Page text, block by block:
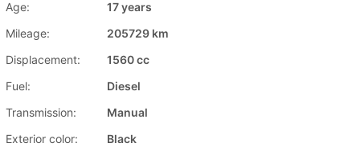
Age:
17 years
Mileage:
205729 km
Displacement:
1560 cc
Fuel:
Diesel
Transmission:
Manual
Exterior color:
Black